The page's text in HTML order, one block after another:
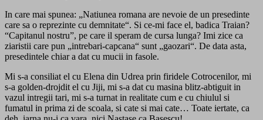
In care mai spunea: „Natiunea romana are nevoie de un presedinte
care sa o reprezinte cu demnitate“. Si ce-mi face el, badica Traian?
“Capitanul nostru”, pe care il speram de cursa lunga? Imi zice ca
ziaristii care pun „intrebari-capcana“ sunt „gaozari“. De data asta,
presedintele chiar a dat cu mucii in fasole.
Mi s-a consiliat el cu Elena din Udrea prin firidele Cotrocenilor, mi
s-a golden-drojdit el cu Jiji, mi s-a dat cu masina blitz-abtiguit in
vazul intregii tari, mi s-a turnat in realitate cum e cu chiulul si
fumatul in prima zi de scoala, si cate si mai cate… Toate iertate, ca